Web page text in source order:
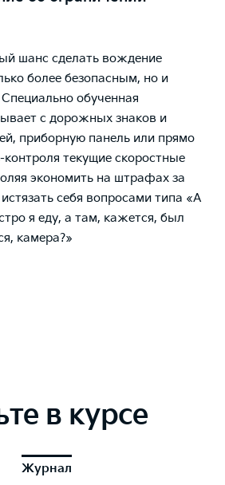
шанс сделать вождение
более безопасным, но и
обученная
с дорожных знаков и
приборную панель или прямо
контроля текущие скоростные
экономить на штрафах за
себя вопросами типа «А
я еду, а там, кажется, был
камера?»
в курсе
Журнал